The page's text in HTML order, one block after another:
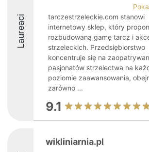
Laureaci
tarczestrzeleckie.com stanowi
internetowy sklep, który
rozbudowaną gamę tarcz i
strzeleckich. Przedsiębiorstwo
koncentruje się na
pasjonatów strzelectwa na
poziomie zaawansowania,
zarówno ...
9.1
wikliniarnia.pl